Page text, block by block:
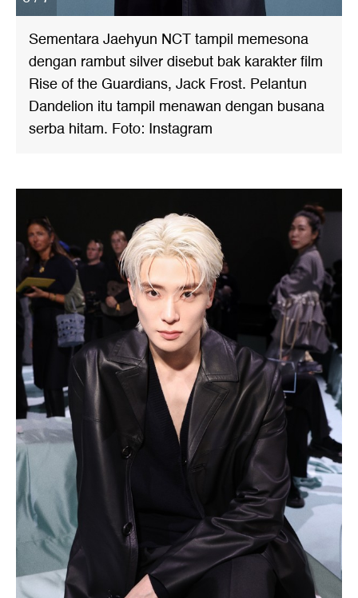
Sementara Jaehyun NCT tampil memesona
dengan rambut silver disebut bak karakter film
Rise of the Guardians, Jack Frost. Pelantun
Dandelion itu tampil menawan dengan busana
serba hitam. Foto: Instagram